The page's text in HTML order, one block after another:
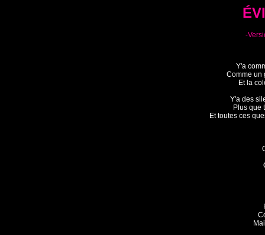
-
Y'a
Comme un
Et la
Y'a des
Plus que
Et toutes ces